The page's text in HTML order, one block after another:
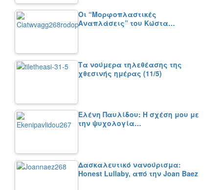
Οι “Μορφοπλαστικές
Αναπλάσεις” του Κώστα…
Τα νούμερα τηλεθέασης της
χθεσινής ημέρας (11/5)
Ελένη Παυλίδου: Η σχέση μου με
την ψυχολογία…
Δασκαλευτικό νανούρισμα:
Honest Lullaby, από την Joan Baez